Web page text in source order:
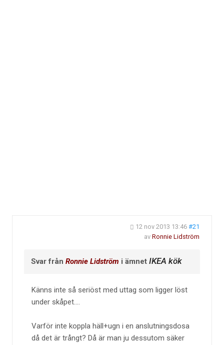
12 nov 2013 13:46 #21
av Ronnie Lidström
Svar från Ronnie Lidström i ämnet IKEA kök
Känns inte så seriöst med uttag som ligger löst
under skåpet....
Varför inte koppla häll+ugn i en anslutningsdosa
då det är trångt? Då är man ju dessutom säker